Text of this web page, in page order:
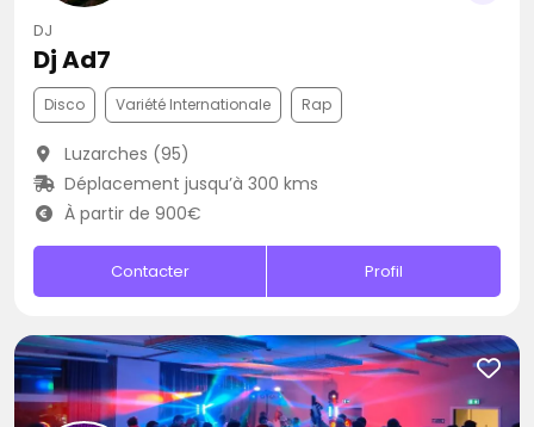
DJ
Dj Ad7
Disco Variété Internationale Rap
Luzarches (95)
Déplacement jusqu’à 300 kms
À partir de 900€
Contacter Profil